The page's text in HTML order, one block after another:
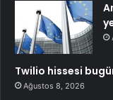
Twilio hissesi
Ağustos 8, 2026